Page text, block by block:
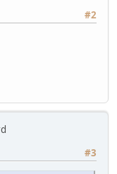
#2
#3